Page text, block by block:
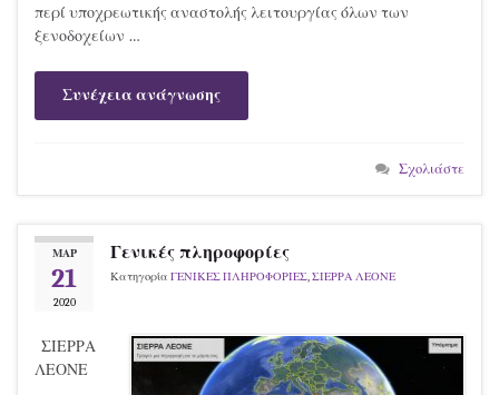
περί υποχρεωτικής αναστολής λειτουργίας όλων των
ξενοδοχείων …
Συνέχεια ανάγνωσης
Σχολιάστε
ΜΑΡ
21
2020
Γενικές πληροφορίες
Κατηγορία ΓΕΝΙΚΕΣ ΠΛΗΡΟΦΟΡΙΕΣ,ΣΙΕΡΡΑ ΛΕΟΝΕ
ΣΙΕΡΡΑ
ΛΕΟΝΕ